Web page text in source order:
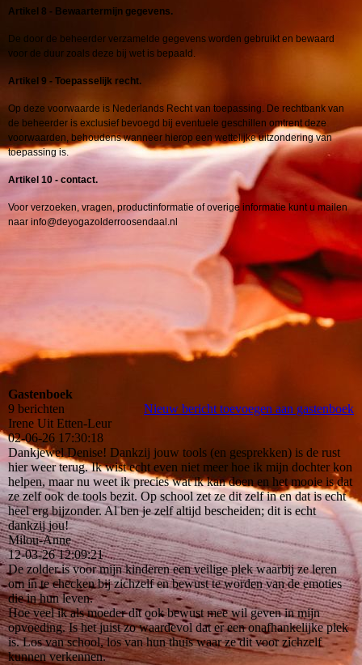
Artikel 8 - Bewaartermijn gegevens.
De door de beheerder verzamelde gegevens worden gebruikt en bewaard
voor de duur zoals deze bij wet is bepaald.
Artikel 9 - Toepasselijk recht.
Op deze voorwaarde is Nederlands Recht van toepassing. De rechtbank van
de beheerder is exclusief bevoegd bij eventuele geschillen omtrent deze
voorwaarden, behoudens wanneer hierop een wettelijke uitzondering van
toepassing is.
Artikel 10 - contact.
Voor verzoeken, vragen, productinformatie of overige informatie kunt u mailen
naar info@deyogazolderroosendaal.nl
Gastenboek
9 berichten
Nieuw bericht toevoegen aan gastenboek
Irene Uit Etten-Leur
02-06-26 17:30:18
Dankjewel Denise! Dankzij jouw tools (en gesprekken) is de rust
hier weer terug. Ik wist echt even niet meer hoe ik mijn dochter kon
helpen, maar nu weet ik precies wat ik kan doen en het mooie is dat
ze zelf ook de tools bezit. Op school zet ze dit zelf in en dat is echt
heel erg bijzonder. Al ben je zelf altijd bescheiden; dit is echt
dankzij jou!
Milou-Anne
12-03-26 12:09:21
De zolder is voor mijn kinderen een veilige plek waarbij ze leren
om in te checken bij zichzelf en bewust te worden van de emoties
die in hun leven.
Hoe veel ik als moeder dit ook bewust mee wil geven in mijn
opvoeding. Is het juist zo waardevol dat er een onafhankelijke plek
is. Los van school, los van hun thuis waar ze dit voor zichzelf
kunnen verkennen.